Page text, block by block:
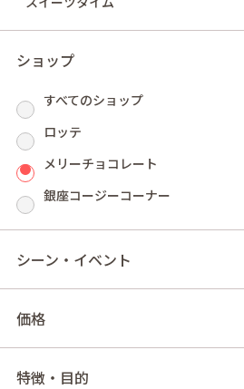
ンディを香らせた深い味わい。
りなすハーモニーは、芳醇なひとと
ショップ
すべてのショップ
ロッテ
メリーチョコレート
銀座コージーコーナー
シーン・イベント
価格
特徴・目的
件の商品